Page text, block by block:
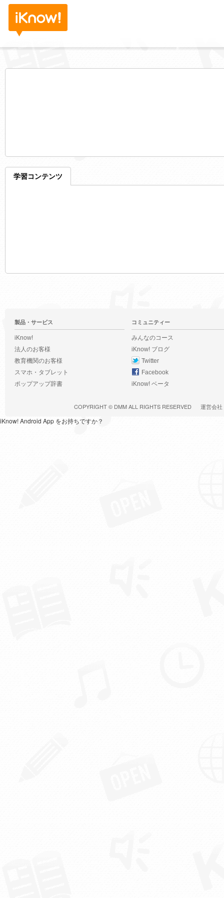
学習コンテンツ
製品・サービス
iKnow!
法人のお客様
教育機関のお客様
スマホ・タブレット
ポップアップ辞書
コミュニティー
みんなのコース
iKnow! ブログ
Twitter
Facebook
iKnow! ベータ
COPYRIGHT © DMMALL RIGHTS RESERVED 運営会社
iKnow! Android App をお持ちですか？